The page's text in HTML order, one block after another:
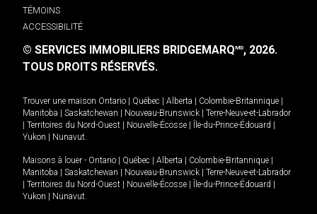
TÉMOINS
ACCESSIBILITÉ
© SERVICES IMMOBILIERS BRIDGEMARQMD, 2026.
TOUS DROITS RÉSERVÉS.
Trouver une maison Ontario Québec Alberta Colombie-Britannique
Manitoba
Saskatchewan Nouveau-Brunswick
Terre-Neuve-et-Labrador
Territoires du Nord-Ouest Nouvelle-Écosse Île-du-Prince-Édouard
Yukon
Nunavut.
Maisons à louer - Ontario Québec Alberta Colombie-Britannique
Manitoba
Saskatchewan Nouveau-Brunswick
Terre-Neuve-et-Labrador
Territoires du Nord-Ouest Nouvelle-Écosse Île-du-Prince-Édouard
Yukon
Nunavut.